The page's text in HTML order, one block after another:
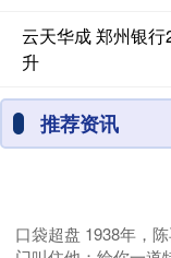
云天华成 郑州银行
升
推荐资讯
口袋超盘 1938年，